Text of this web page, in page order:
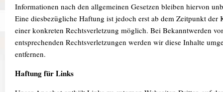
Informationen nach den allgemeinen Gesetzen bleiben hiervon
Eine diesbezügliche Haftung ist jedoch erst ab dem Zeitpunkt der
einer konkreten Rechtsverletzung möglich. Bei Bekanntwerden
entsprechenden Rechtsverletzungen werden wir diese Inhalte
entfernen.
Haftung für Links